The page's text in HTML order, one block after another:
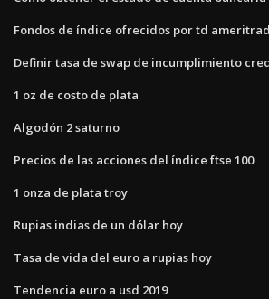
Fondos de índice ofrecidos por td
Definir tasa de swap de incumplimiento
1 oz de costo de plata
Algodón 2 saturno
Precios de las acciones del índice ftse 100
1 onza de plata troy
Rupias indias de un dólar hoy
Tasa de vida del euro a rupias hoy
Tendencia euro a usd 2019